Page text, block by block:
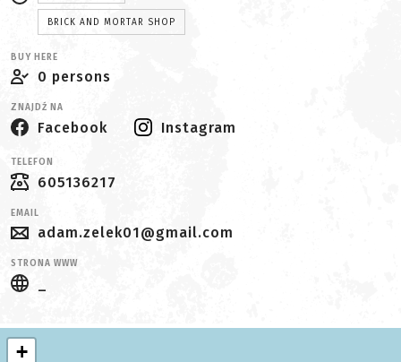
BRICK AND MORTAR SHOP
BUY HERE
0 persons
ZNAJDŹ NA
Facebook Instagram
TELEFON
605136217
EMAIL
adam.zelek01@gmail.com
STRONA WWW
+